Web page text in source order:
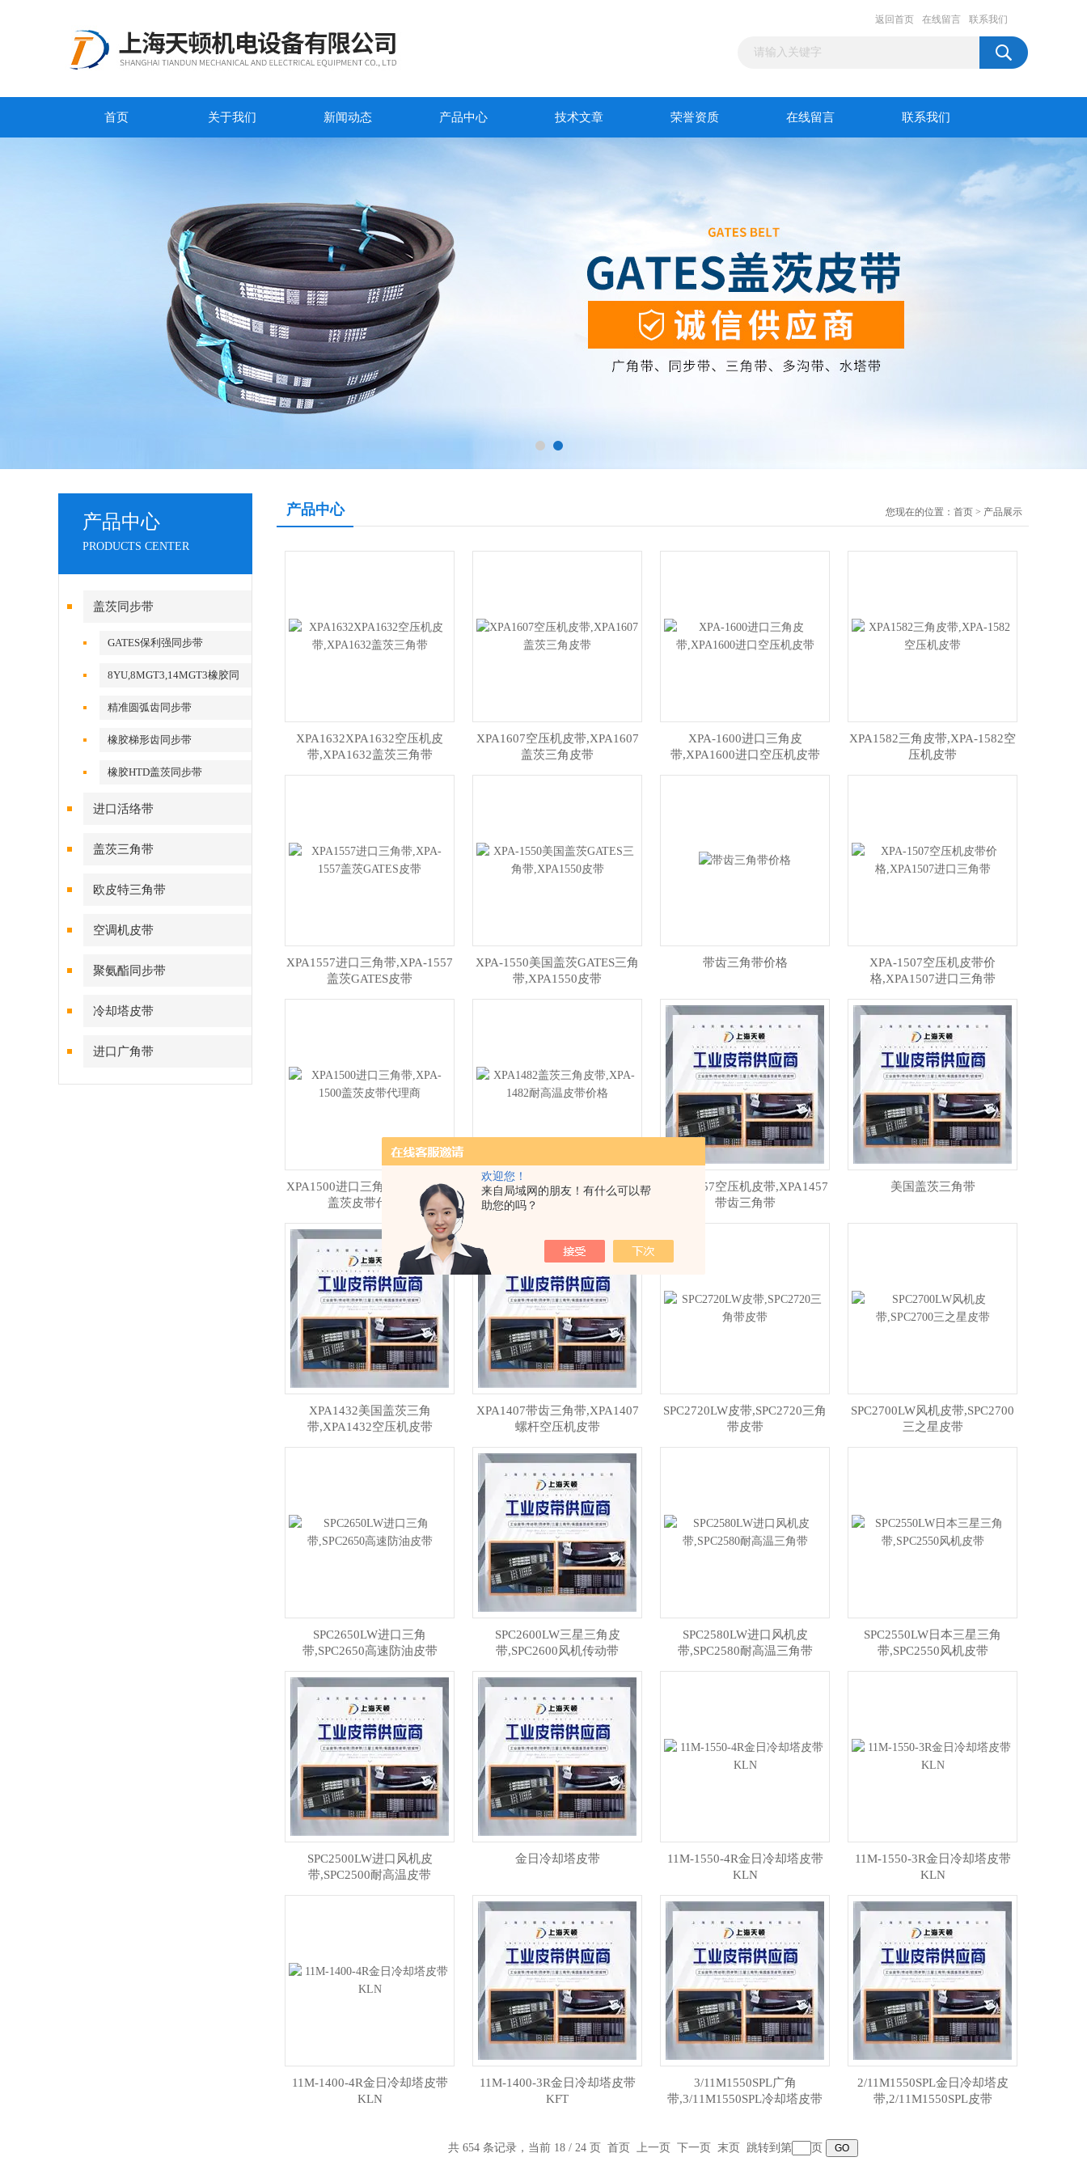
欢迎您！
来自局域网的朋友！有什么可以帮
助您的吗？
返回首页 在线留言 联系我们
首页 关于我们 新闻动态 产品中心 技术文章 荣誉资质 在线留言 联系我们
产品中心
PRODUCTS CENTER
盖茨同步带
GATES保利强同步带
8YU,8MGT3,14MGT3橡胶同
步带
精准圆弧齿同步带
橡胶梯形齿同步带
橡胶HTD盖茨同步带
进口活络带
盖茨三角带
欧皮特三角带
空调机皮带
聚氨酯同步带
冷却塔皮带
进口广角带
产品中心 您现在的位置： 首页 > 产品展示
XPA1632XPA1632空压机皮
带,XPA1632盖茨三角带
XPA1607空压机皮带,XPA1607
盖茨三角皮带
XPA-1600进口三角皮
带,XPA1600进口空压机皮带
XPA1582三角皮带,XPA-1582空
压机皮带
XPA1557进口三角带,XPA-1557
盖茨GATES皮带
XPA-1550美国盖茨GATES三角
带,XPA1550皮带
带齿三角带价格
XPA-1507空压机皮带价
格,XPA1507进口三角带
XPA1500进口三角带,XPA-1500
盖茨皮带代理商
XPA1482盖茨三角皮带,XPA-
1482耐高温皮带价格
XPA-1457空压机皮带,XPA1457
带齿三角带
美国盖茨三角带
XPA1432美国盖茨三角
带,XPA1432空压机皮带
XPA1407带齿三角带,XPA1407
螺杆空压机皮带
SPC2720LW皮带,SPC2720三角
带皮带
SPC2700LW风机皮带,SPC2700
三之星皮带
SPC2650LW进口三角
带,SPC2650高速防油皮带
SPC2600LW三星三角皮
带,SPC2600风机传动带
SPC2580LW进口风机皮
带,SPC2580耐高温三角带
SPC2550LW日本三星三角
带,SPC2550风机皮带
SPC2500LW进口风机皮
带,SPC2500耐高温皮带
金日冷却塔皮带
11M-1550-4R金日冷却塔皮带
KLN
11M-1550-3R金日冷却塔皮带
KLN
11M-1400-4R金日冷却塔皮带
KLN
11M-1400-3R金日冷却塔皮带
KFT
3/11M1550SPL广角
带,3/11M1550SPL冷却塔皮带
2/11M1550SPL金日冷却塔皮
带,2/11M1550SPL皮带
共 654 条记录，当前 18 / 24 页 首页 上一页 下一页 末页 跳转到第 页